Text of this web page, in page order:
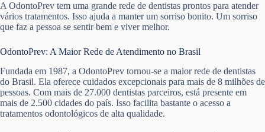
A OdontoPrev tem uma grande rede de dentistas prontos para atender
vários tratamentos. Isso ajuda a manter um sorriso bonito. Um sorriso
que faz a pessoa se sentir bem e viver melhor.
OdontoPrev: A Maior Rede de Atendimento no Brasil
Fundada em 1987, a OdontoPrev tornou-se a maior rede de dentistas
do Brasil. Ela oferece cuidados excepcionais para mais de 8 milhões de
pessoas. Com mais de 27.000 dentistas parceiros, está presente em
mais de 2.500 cidades do país. Isso facilita bastante o acesso a
tratamentos odontológicos de alta qualidade.